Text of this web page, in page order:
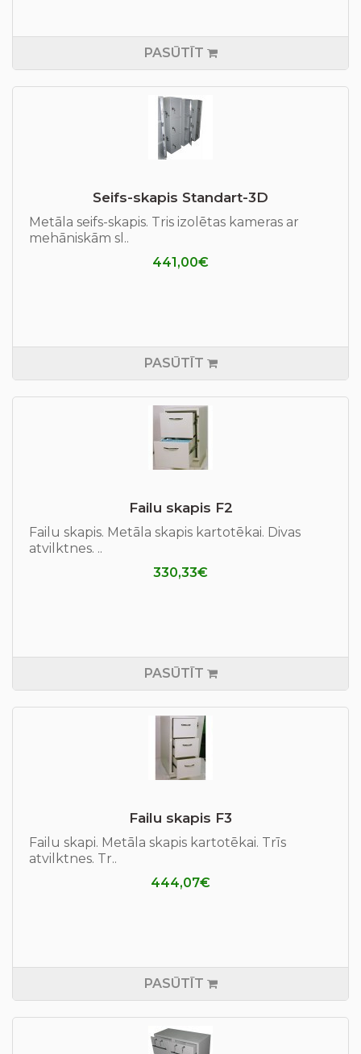
PASŪTĪT
Seifs-skapis Standart-3D
Metāla seifs-skapis. Tris izolētas kameras ar
mehāniskām sl..
441,00€
PASŪTĪT
Failu skapis F2
Failu skapis. Metāla skapis kartotēkai. Divas
atvilktnes. ..
330,33€
PASŪTĪT
Failu skapis F3
Failu skapi. Metāla skapis kartotēkai. Trīs
atvilktnes. Tr..
444,07€
PASŪTĪT